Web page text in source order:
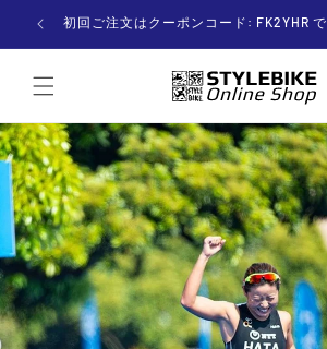
Skip to
content
初回ご注文はクーポンコード: FK2YHR